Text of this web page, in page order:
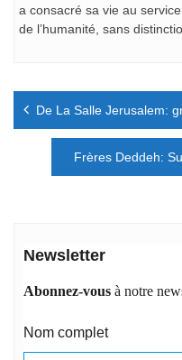
a consacré sa vie au
de l’humanité, sans
Navigation
l’article
De La Salle Jerusalem:
Frères Deddeh:
Newsletter
Abonnez-vous à notre
Nom complet